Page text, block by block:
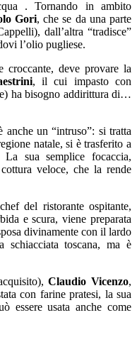
. Tornando in ambito
Gori, che se da una parte
dall’altra “tradisce”
l’olio pugliese.
croccante, deve provare la
, il cui impasto con
ha bisogno addirittura di…
anche un “intruso”: si tratta
natale, si è trasferito a
sua semplice focaccia,
veloce, che la rende
del ristorante ospitante,
e scura, viene preparata
divinamente con il lardo
schiacciata toscana, ma è
Claudio Vicenzo,
con farine pratesi, la sua
essere usata anche come